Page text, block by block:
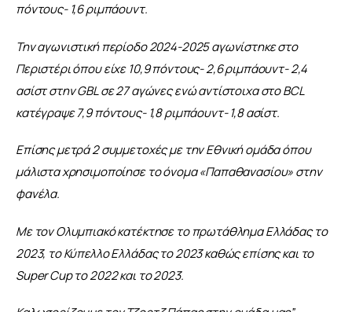
πόντους- 1,6 ριμπάουντ.
Την αγωνιστική περίοδο 2024-2025 αγωνίστηκε στο
Περιστέρι όπου είχε 10,9 πόντους- 2,6 ριμπάουντ- 2,4
ασίστ στην GBL σε 27 αγώνες ενώ αντίστοιχα στο BCL
κατέγραψε 7,9 πόντους- 1,8 ριμπάουντ- 1,8 ασίστ.
Επίσης μετρά 2 συμμετοχές με την Εθνική ομάδα όπου
μάλιστα χρησιμοποίησε το όνομα «Παπαθανασίου» στην
φανέλα.
Με τον Ολυμπιακό κατέκτησε το πρωτάθλημα Ελλάδας το
2023, το Κύπελλο Ελλάδας το 2023 καθώς επίσης και το
Super Cup το 2022 και το 2023.